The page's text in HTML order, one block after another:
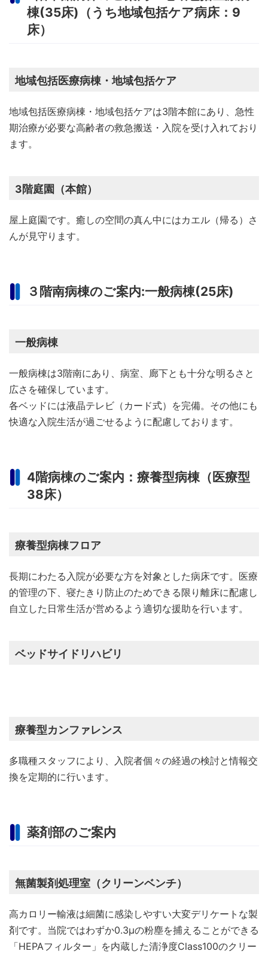
棟(35床)（うち地域包括ケア病床：9
床）
地域包括医療病棟・地域包括ケア
地域包括医療病棟・地域包括ケアは3階本館にあり、急性
期治療が必要な高齢者の救急搬送・入院を受け入れており
ます。
3階庭園（本館）
屋上庭園です。癒しの空間の真ん中にはカエル（帰る）さ
んが見守ります。
３階南病棟のご案内:一般病棟(25床)
一般病棟
一般病棟は3階南にあり、病室、廊下とも十分な明るさと
広さを確保しています。
各ベッドには液晶テレビ（カード式）を完備。その他にも
快適な入院生活が過ごせるように配慮しております。
4階病棟のご案内：療養型病棟（医療型
38床）
療養型病棟フロア
長期にわたる入院が必要な方を対象とした病床です。医療
的管理の下、寝たきり防止のためできる限り離床に配慮し
自立した日常生活が営めるよう適切な援助を行います。
ベッドサイドリハビリ
療養型カンファレンス
多職種スタッフにより、入院者個々の経過の検討と情報交
換を定期的に行います。
薬剤部のご案内
無菌製剤処理室（クリーンベンチ）
高カロリー輸液は細菌に感染しやすい大変デリケートな製
剤です。当院ではわずか0.3μの粉塵を捕えることができる
「HEPAフィルター」を内蔵した清浄度Class100のクリー